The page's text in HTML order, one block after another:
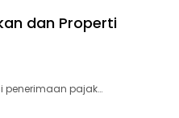
dan Properti
penerimaan pajak…